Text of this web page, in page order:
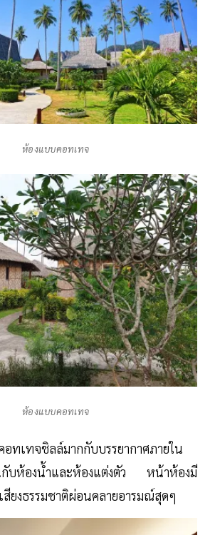
ห้องแบบคอทเทจ
ห้องแบบคอทเทจ
ทเทจชิลล์มากกับบรรยากาศภายใน
บห้องน้ำและห้องแต่งตัว หน้าห้องมี
สียงธรรมชาติผ่อนคลายอารมณ์สุดๆ